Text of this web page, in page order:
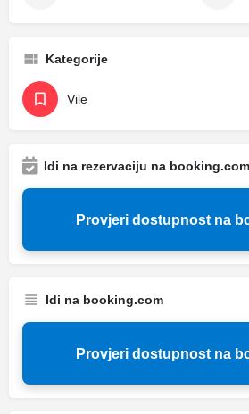
Kategorije
Vile
Idi na rezervaciju na booking.com
Provjeri dostupnost na
Idi na booking.com
Provjeri dostupnost na